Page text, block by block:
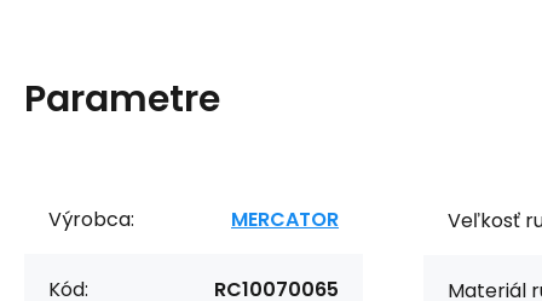
Parametre
Výrobca: MERCATOR
Kód: RC10070065
Veľkosť
Materiál